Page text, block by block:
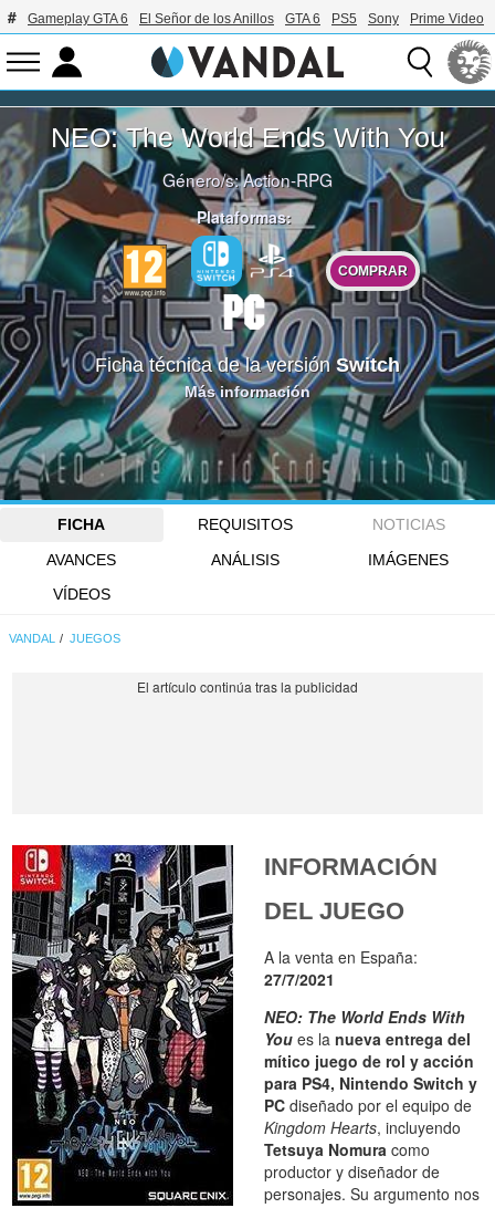
Gameplay GTA 6 El Señor de los Anillos GTA 6 PS5 Sony Prime Video
NEO: The World Ends With You
Género/s:Action-RPG
Plataformas:
COMPRAR
Ficha técnica de la versiónSwitch
Más información
FICHA REQUISITOS
NOTICIAS
AVANCES
ANÁLISIS
IMÁGENES
VÍDEOS
VANDAL JUEGOS
INFORMACIÓN
DEL JUEGO
A la venta en España:
27/7/2021
NEO: The World Ends With
You es lanueva entrega del
mítico juego de rol y acción
para PS4, Nintendo Switch y
PC diseñado por el equipo de
Kingdom Hearts, incluyendo
Tetsuya Nomura como
productor y diseñador de
personajes. Su argumento nos